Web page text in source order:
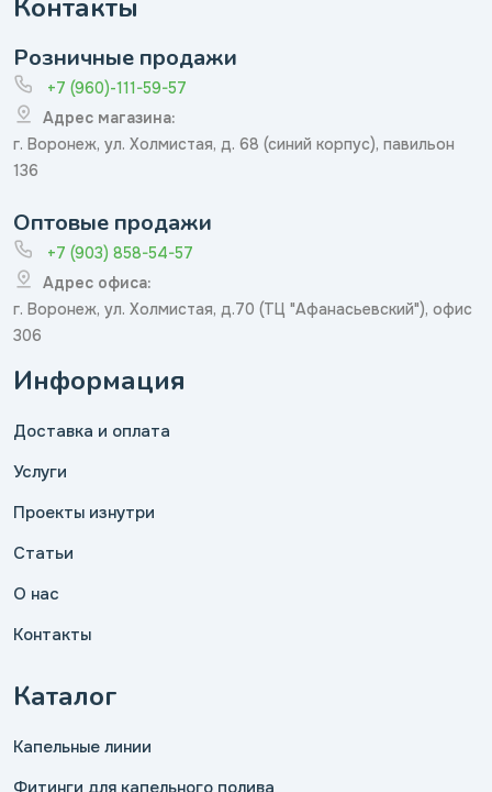
Контакты
Розничные продажи
+7 (960)-111-59-57
Адрес магазина:
г. Воронеж, ул. Холмистая, д. 68 (синий корпус), павильон
136
Оптовые продажи
+7 (903) 858-54-57
Адрес офиса:
г. Воронеж, ул. Холмистая, д.70 (ТЦ "Афанасьевский"), офис
306
Информация
Доставка и оплата
Услуги
Проекты изнутри
Статьи
О нас
Контакты
Каталог
Капельные линии